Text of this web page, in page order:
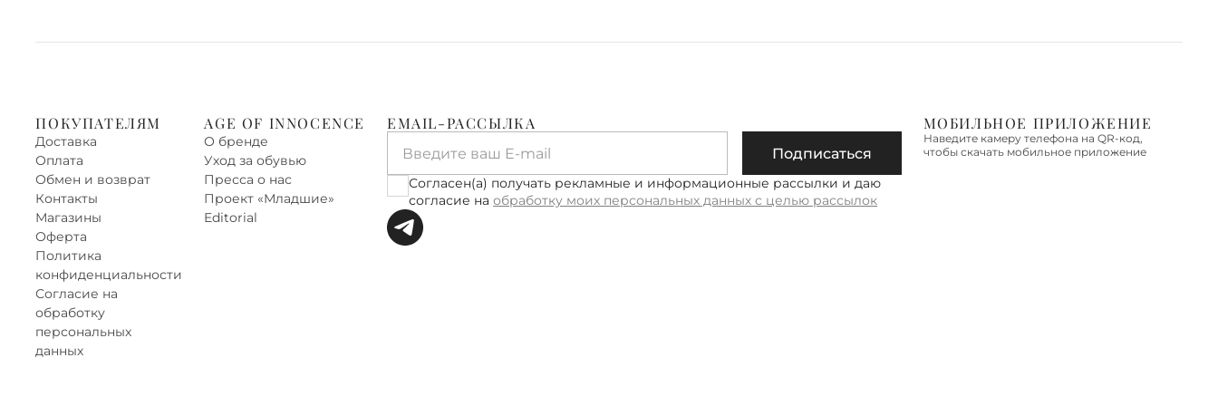
Доставка осуществляется в течение 2-3
рабочих дней. Стоимость доставки – 590
руб.
ПОКУПАТЕЛЯМ
Доставка
Оплата
Обмен и возврат
Контакты
Магазины
Оферта
Политика
конфиденциальности
Согласие на
обработку
персональных
данных
AGE OF INNOCENCE
О бренде
Уход за обувью
Пресса о нас
Проект «‎Младшие»
Editorial
EMAIL-РАССЫЛКА
Введите ваш E-mail Подписаться
Согласен(а) получать рекламные и информационные рассылки и даю
согласие на обработку моих персональных данных с целью рассылок
МОБИЛЬНОЕ ПРИЛОЖЕНИЕ
Наведите камеру телефона на QR-код,
чтобы скачать мобильное приложение